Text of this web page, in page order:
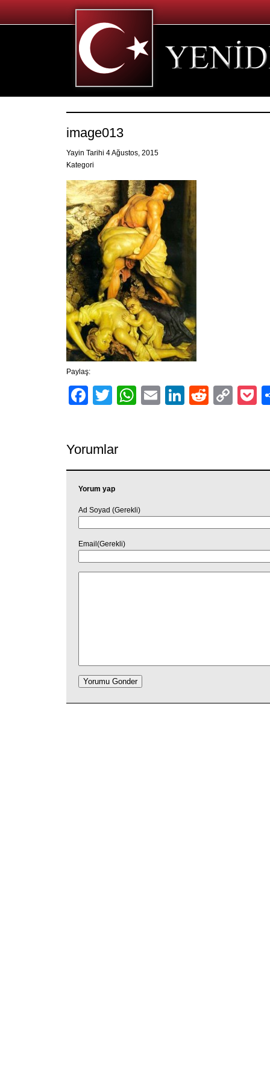
image013
Yayin Tarihi 4 Ağustos, 2015
Kategori
Paylaş:
Facebook
TwitterWhatsApp
EmailLinkedIn
Reddit
Yorumlar
Yorum yap
Ad Soyad (Gerekli)
Email(Gerekli)